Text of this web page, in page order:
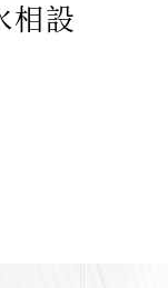
相設